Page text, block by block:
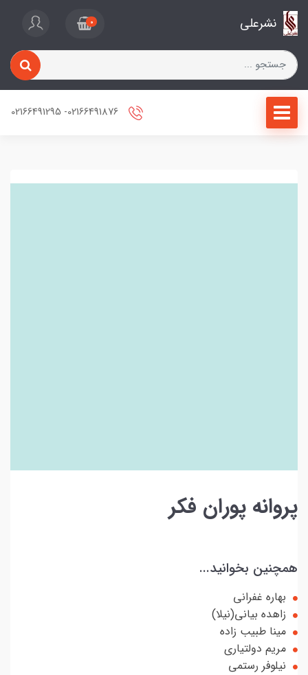
نشرعلی 0
پروانه پوران فکر
همچنین بخوانید...
بهاره غفرانی
زاهده بیانی(نیلا)
مینا طبیب زاده
مریم دولتیاری
نیلوفر رستمی